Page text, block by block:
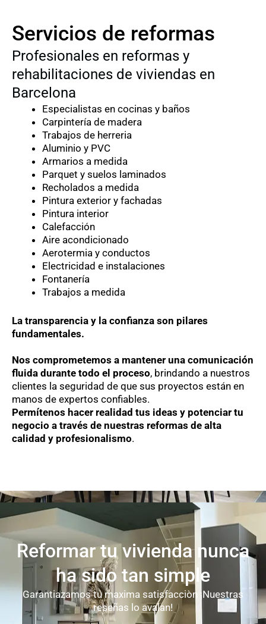
Servicios de reformas
Profesionales en reformas y
rehabilitaciones de viviendas en
Barcelona
Especialistas en cocinas y baños
Carpintería de madera
Trabajos de herreria
Aluminio y PVC
Armarios a medida
Parquet y suelos laminados
Recholados a medida
Pintura exterior y fachadas
Pintura interior
Calefacción
Aire acondicionado
Aerotermia y conductos
Electricidad e instalaciones
Fontanería
Trabajos a medida
La transparencia y la confianza son pilares
fundamentales.
Nos comprometemos a mantener una comunicación
fluida durante todo el proceso, brindando a nuestros
clientes la seguridad de que sus proyectos están en
manos de expertos confiables.
Permítenos hacer realidad tus ideas y potenciar tu
negocio a través de nuestras reformas de alta
calidad y profesionalismo.
Reformar tu vivienda nunca
ha sido tan simple
Garantiazamos tu maxima satisfacciòn ¡Nuestras
reseñas lo avalan!